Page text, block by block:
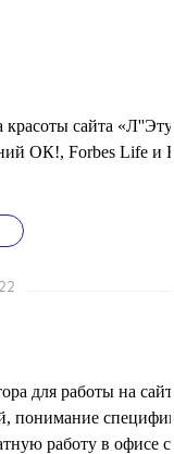
красоты сайта
ОК!, Forbes Life и
для работы на
понимание
работу в офисе с